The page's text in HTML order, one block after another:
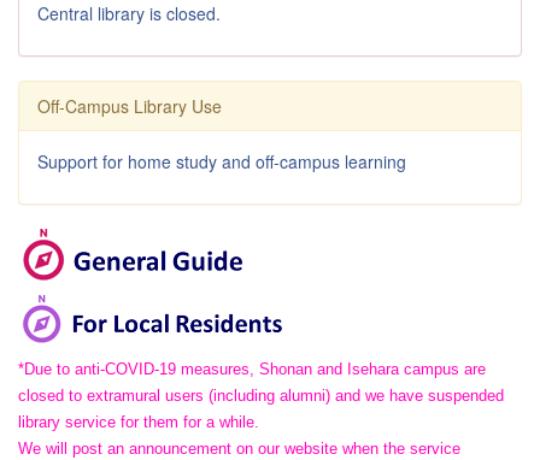
Central library is closed.
Off-Campus Library Use
Support for home study and off-campus learning
*Due to anti-COVID-19 measures, Shonan and Isehara campus are
closed to extramural users (including alumni) and we have suspended
library service for them for a while.
We will post an announcement on our website when the service